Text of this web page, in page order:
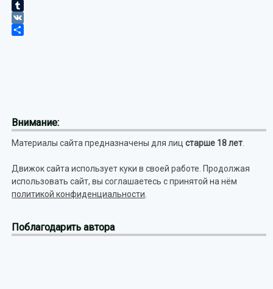
LiveJournal
Tumblr
VK
Внимание:
Материалы сайта предназначены для лицстарше 18 лет
Движок сайта использует куки в своей работе. Продолжая
использовать сайт, вы соглашаетесь с принятой на нём
политикой конфиденциальности
Поблагодарить автора